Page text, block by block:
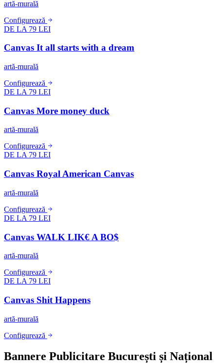
artă-murală
Configurează
DE LA 79 LEI
Canvas It all starts with a dream
artă-murală
Configurează
DE LA 79 LEI
Canvas More money duck
artă-murală
Configurează
DE LA 79 LEI
Canvas Royal American Canvas
artă-murală
Configurează
DE LA 79 LEI
Canvas WALK LIK€ A BO$
artă-murală
Configurează
DE LA 79 LEI
Canvas Shit Happens
artă-murală
Configurează
Bannere Publicitare București și Național